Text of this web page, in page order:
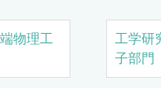
物理工
工学研
子部門